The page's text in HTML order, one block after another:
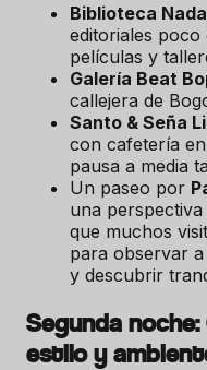
Biblioteca Nada
editoriales
películas y
Galería Beat
callejera de
Santo & Seña
con cafetería
pausa a media
Un paseo por
una
que muchos
para observar
y descubrir
Segunda
estilo y